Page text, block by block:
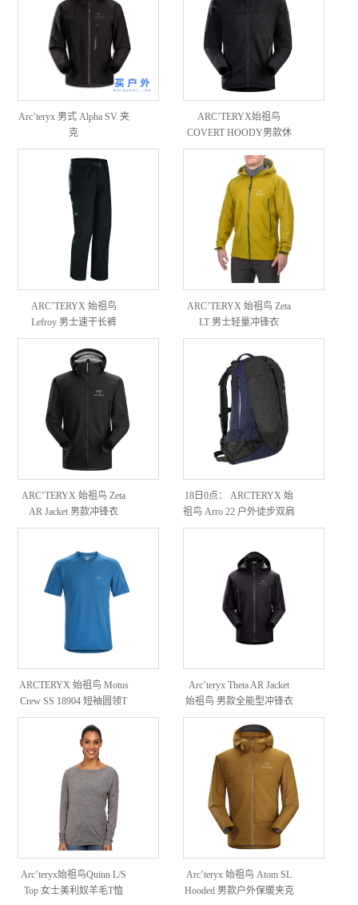
Arc’teryx 男式 Alpha SV 夹
克
ARC’TERYX始祖鸟
COVERT HOODY男款休
闲保暖抓绒茄克
ARC’TERYX 始祖鸟
Lefroy 男士速干长裤
ARC’TERYX 始祖鸟 Zeta
LT 男士轻量冲锋衣
ARC’TERYX 始祖鸟 Zeta
AR Jacket 男款冲锋衣
18日0点： ARCTERYX 始
祖鸟 Arro 22 户外徒步双肩
背包 22L
ARCTERYX 始祖鸟 Motus
Crew SS 18904 短袖圆领T
恤
Arc’teryx Theta AR Jacket
始祖鸟 男款全能型冲锋衣
Arc’teryx始祖鸟Quinn L/S
Top 女士美利奴羊毛T恤
Arc’teryx 始祖鸟 Atom SL
Hooded 男款户外保暖夹克